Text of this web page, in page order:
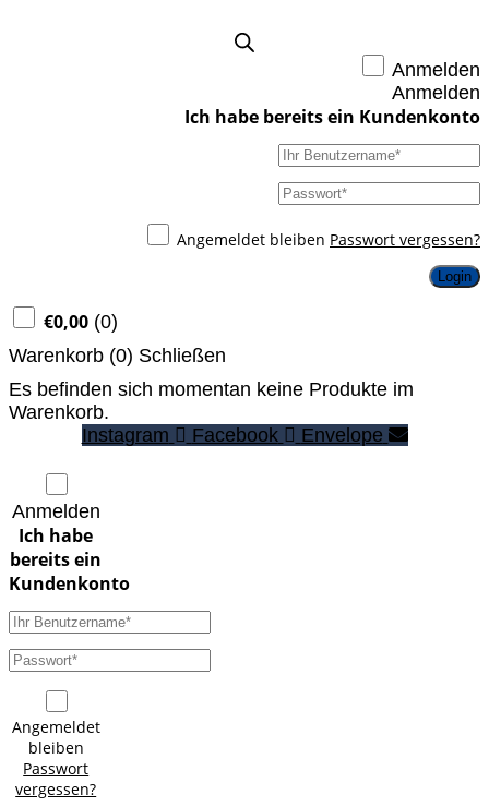
Anmelden
Anmelden
Angemeldet bleiben Passwort vergessen?
Login
€0,00 (0)
Warenkorb (0) Schließen
Es befinden sich momentan keine Produkte im
Warenkorb.
Instagram
Facebook Envelope
Anmelden
Angemeldet
bleiben
Passwort
vergessen?